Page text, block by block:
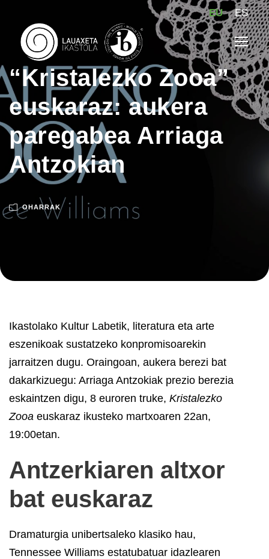
EU ES
“Kristalezko Zooa”
euskaraz: aukera
paregabea Arriaga
Antzokian
OHARRAK
Ikastolako Kultur Labetik, literatura eta arte
eszenikoak sustatzeko konpromisoarekin
jarraitzen dugu. Oraingoan, aukera berezi bat
dakarkizuegu: Arriaga Antzokiak prezio berezia
eskaintzen digu, 8 euroren truke, Kristalezko
Zooa euskaraz ikusteko martxoaren 22an,
19:00etan.
Antzerkiaren altxor
bat euskaraz
Dramaturgia unibertsaleko klasiko hau,
Tennessee Williams estatubatuar idazlearen